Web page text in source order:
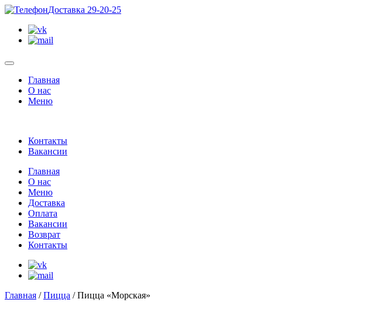
Доставка 29-20-25
Главная
О нас
Меню
Контакты
Вакансии
Главная
О нас
Меню
Доставка
Оплата
Вакансии
Возврат
Контакты
Главная /Пицца / Пицца «Морская»